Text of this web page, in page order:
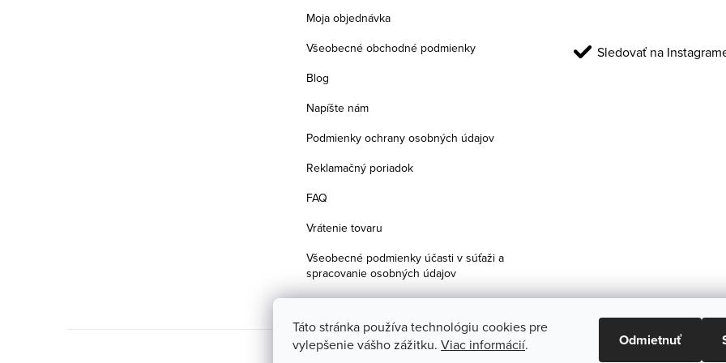
Táto stránka používa technológiu cookies pre
vylepšenie vášho zážitku. Viac informácií. Odmietnuť
Moja objednávka
Všeobecné obchodné podmienky
Blog
Napíšte nám
Podmienky ochrany osobných údajov
Reklamačný poriadok
FAQ
Vrátenie tovaru
Všeobecné podmienky účasti v súťaži a
spracovanie osobných údajov
Sledovať na